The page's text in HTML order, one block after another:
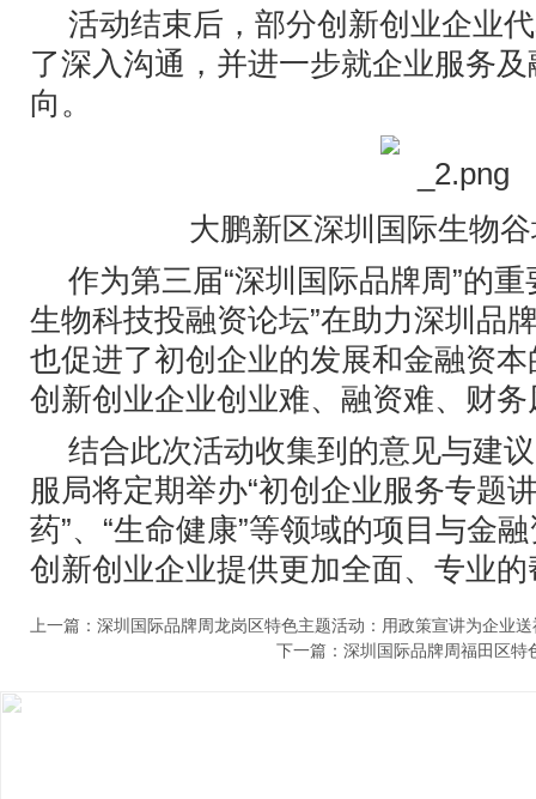
活动结束后，部分创新创业企业
了深入沟通，并进一步就企业服务
向。
大鹏新区深圳国际生物
作为第三届“深圳国际品牌周”的
生物科技投融资论坛”在助力深圳品
也促进了初创企业的发展和金融资
创新创业企业创业难、融资难、财
结合此次活动收集到的意见与建
服局将定期举办“初创企业服务专题
药”、“生命健康”等领域的项目与金
创新创业企业提供更加全面、专业
上一篇： 深圳国际品牌周龙岗区特色主题活动：用政策宣讲为企业送
下一篇： 深圳国际品牌周福田区特